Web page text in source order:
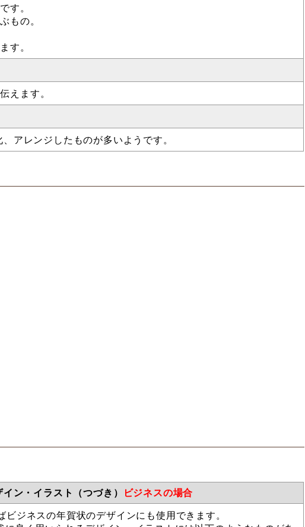
す。
もの。
す。
えます。
アレンジしたものが多いようです。
ン・イラスト（つづき） ビジネスの場合
ジネスの年賀状のデザインにも使用できます。